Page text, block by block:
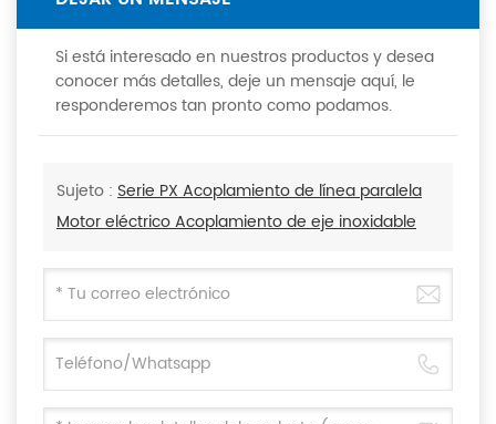
Si está interesado en nuestros productos y desea
conocer más detalles, deje un mensaje aquí, le
responderemos tan pronto como podamos.
Sujeto : Serie PX Acoplamiento de línea paralela
Motor eléctrico Acoplamiento de eje inoxidable